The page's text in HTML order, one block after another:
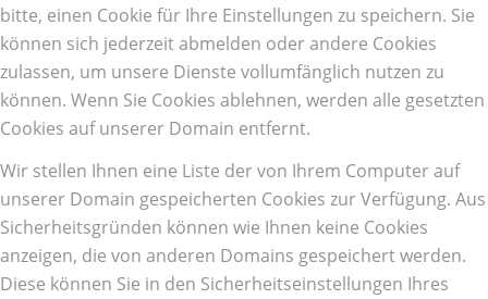
bitte, einen Cookie für Ihre Einstellungen zu speichern. Sie
können sich jederzeit abmelden oder andere Cookies
zulassen, um unsere Dienste vollumfänglich nutzen zu
können. Wenn Sie Cookies ablehnen, werden alle gesetzten
Cookies auf unserer Domain entfernt.
Wir stellen Ihnen eine Liste der von Ihrem Computer auf
unserer Domain gespeicherten Cookies zur Verfügung. Aus
Sicherheitsgründen können wie Ihnen keine Cookies
anzeigen, die von anderen Domains gespeichert werden.
Diese können Sie in den Sicherheitseinstellungen Ihres